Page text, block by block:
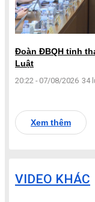
Đoàn ĐBQH tỉnh
Luật
20:22 - 07/08/2026 34
Xem thêm
VIDEO KHÁC